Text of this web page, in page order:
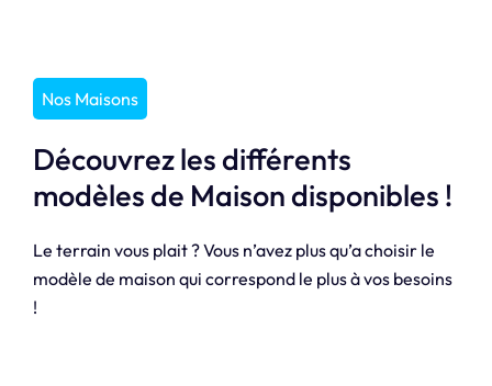
Nos Maisons
Découvrez les différents
modèles de Maison disponibles !
Le terrain vous plait ? Vous n’avez plus qu’a choisir le
modèle de maison qui correspond le plus à vos besoins
!